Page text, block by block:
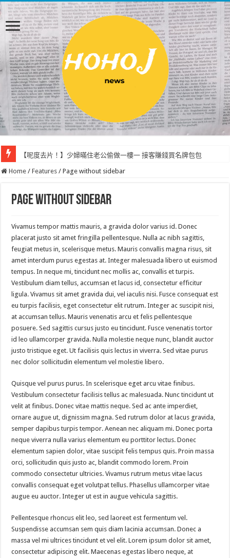
【呢度去片！】少婦暪住老公偷做一樓一 接客賺錢買名牌包包
Home / Features / Page without sidebar
Page without sidebar
Vivamus tempor mattis mauris, a gravida dolor varius id. Donec
placerat justo sit amet fringilla pellentesque. Nulla ac nibh sagittis,
feugiat metus in, scelerisque metus. Mauris convallis magna risus, sit
amet interdum purus egestas at. Integer malesuada libero ut euismod
tempus. In neque mi, tincidunt nec mollis ac, convallis et turpis.
Vestibulum diam tellus, accumsan et lacus id, consectetur efficitur
ligula. Vivamus sit amet gravida dui, vel iaculis nisi. Fusce consequat est
eu turpis facilisis, eget consectetur elit rutrum. Integer ac suscipit nisi,
at accumsan tellus. Mauris venenatis arcu et felis pellentesque
posuere. Sed sagittis cursus justo eu tincidunt. Fusce venenatis tortor
id leo ullamcorper gravida. Nulla molestie neque nunc, blandit auctor
justo tristique eget. Ut facilisis quis lectus in viverra. Sed vitae purus
nec dolor sollicitudin elementum vel molestie libero.
Quisque vel purus purus. In scelerisque eget arcu vitae finibus.
Vestibulum consectetur facilisis tellus ac malesuada. Nunc tincidunt ut
velit at finibus. Donec vitae mattis neque. Sed ac ante imperdiet,
ornare augue ut, dignissim magna. Sed rutrum dolor at lacus gravida,
semper dapibus turpis tempor. Aenean nec aliquam mi. Donec porta
neque viverra nulla varius elementum eu porttitor lectus. Donec
elementum sapien dolor, vitae suscipit felis tempus quis. Proin massa
orci, sollicitudin quis justo ac, blandit commodo lorem. Proin
commodo consectetur ultricies. Vivamus rutrum metus vitae lacus
convallis consequat eget volutpat tellus. Phasellus ullamcorper vitae
augue eu auctor. Integer ut est in augue vehicula sagittis.
Pellentesque rhoncus elit leo, sed laoreet est fermentum vel.
Suspendisse accumsan sem quis diam lacinia accumsan. Donec a
massa vel mi ultrices tincidunt et vel elit. Lorem ipsum dolor sit amet,
consectetur adipiscing elit. Maecenas egestas libero neque, at